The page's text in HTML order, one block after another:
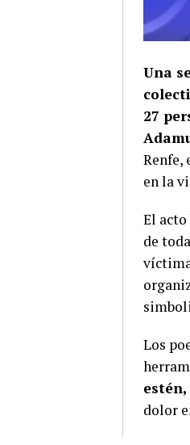
Una
27
Renfe,
en la
El
de
Los
dolor